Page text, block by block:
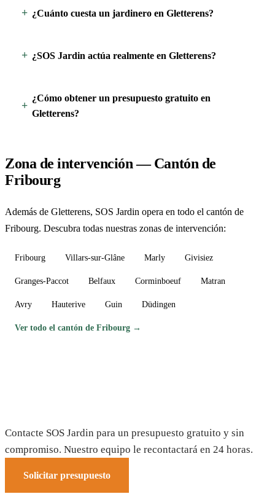
¿Cuánto cuesta un jardinero en Gletterens?
¿SOS Jardin actúa realmente en Gletterens?
¿Cómo obtener un presupuesto gratuito en
Gletterens?
Zona de intervención — Cantón de
Fribourg
Además de Gletterens, SOS Jardin opera en todo el cantón de
Fribourg. Descubra todas nuestras zonas de intervención:
Fribourg Villars-sur-Glâne Marly Givisiez
Granges-Paccot Belfaux Corminboeuf Matran
Avry Hauterive Guin Düdingen
Ver todo el cantón de Fribourg →
Contacte SOS Jardin para un presupuesto gratuito y sin
compromiso. Nuestro equipo le recontactará en 24 horas.
Solicitar presupuesto